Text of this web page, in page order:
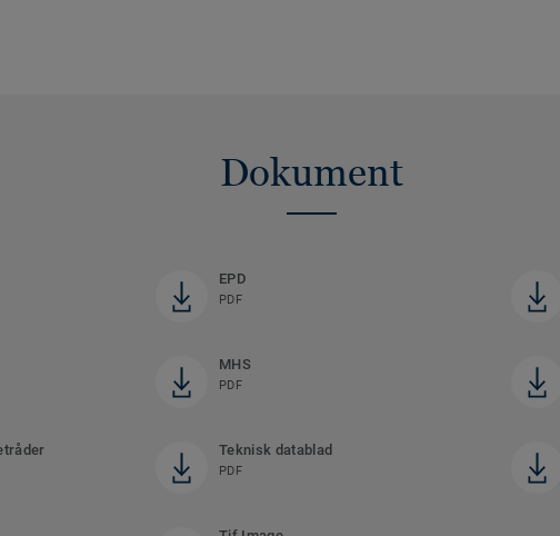
Dokument
EPD
PDF
MHS
PDF
Teknisk datablad
PDF